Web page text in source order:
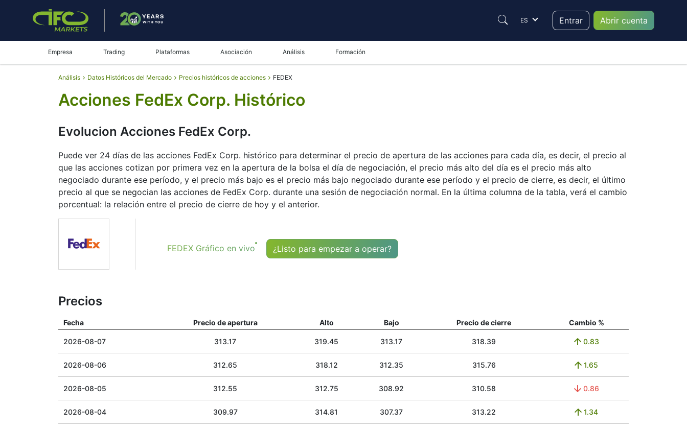
ES Entrar Abrir cuenta
Empresa Trading Plataformas Asociación Análisis Formación
Análisis Datos Históricos del Mercado Precios históricos de acciones FEDEX
Acciones FedEx Corp. Histórico
Evolucion Acciones FedEx Corp.
Puede ver 24 días de las acciones FedEx Corp. histórico para determinar el precio de apertura de las acciones para cada día, es decir, el precio al
que las acciones cotizan por primera vez en la apertura de la bolsa el día de negociación, el precio más alto del día es el precio más alto
negociado durante ese período, y el precio más bajo es el precio más bajo negociado durante ese período y el precio de cierre, es decir, el último
precio al que se negocian las acciones de FedEx Corp. durante una sesión de negociación normal. En la última columna de la tabla, verá el cambio
porcentual: la relación entre el precio de cierre de hoy y el anterior.
FEDEX Gráfico en vivo ¿Listo para empezar a operar?
Precios
Fecha Precio de apertura Alto Bajo Precio de cierre Cambio %
2026-08-07 313.17 319.45 313.17 318.39 0.83
2026-08-06 312.65 318.12 312.35 315.76 1.65
2026-08-05 312.55 312.75 308.92 310.58 0.86
2026-08-04 309.97 314.81 307.37 313.22 1.34